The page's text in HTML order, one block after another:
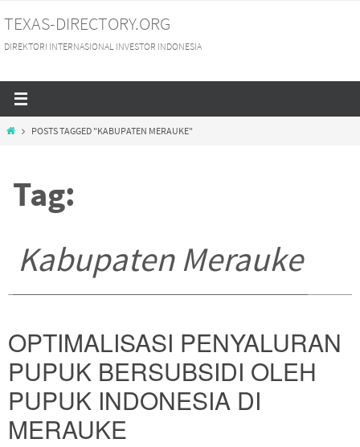
to
content
TEXAS-DIRECTORY.ORG
DIREKTORI INTERNASIONAL INVESTOR INDONESIA
HOMEPOSTS TAGGED "KABUPATEN MERAUKE"
Tag:
Kabupaten Merauke
OPTIMALISASI PENYALURAN
PUPUK BERSUBSIDI OLEH
PUPUK INDONESIA DI
MERAUKE